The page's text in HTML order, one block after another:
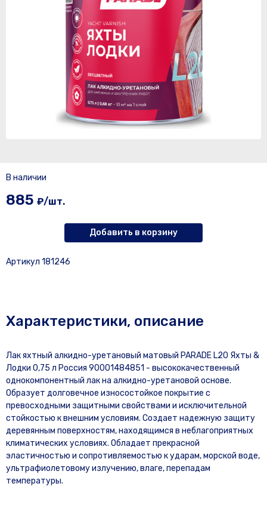
В наличии
885 ₽/шт.
Добавить в корзину
Артикул 181246
Характеристики, описание
Лак яхтный алкидно-уретановый матовый PARADE L20 Яхты &
Лодки 0,75 л Россия 90001484851 - высококачественный
однокомпонентный лак на алкидно-уретановой основе.
Образует долговечное износостойкое покрытие с
превосходными защитными свойствами и исключительной
стойкостью к внешним условиям. Создает надежную защиту
деревянным поверхностям, находящимся в неблагоприятных
климатических условиях. Обладает прекрасной
эластичностью и сопротивляемостью к ударам, морской воде,
ультрафиолетовому излучению, влаге, перепадам
температуры.